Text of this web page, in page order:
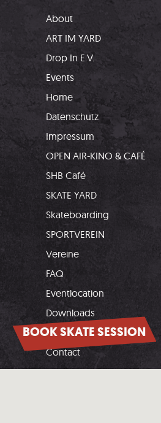
About
ART IM YARD
Drop In E.V.
Events
Home
Datenschutz
Impressum
OPEN AIR-KINO & CAFÉ
SHB Café
SKATE YARD
Skateboarding
SPORTVEREIN
Vereine
FAQ
Eventlocation
Downloads
Opening hours
Contact
BOOK SKATE SESSION